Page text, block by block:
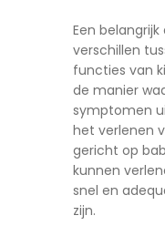
Een
verschillen
functies van
de manier
symptomen
het verlenen
gericht op
kunnen
snel en
zijn.